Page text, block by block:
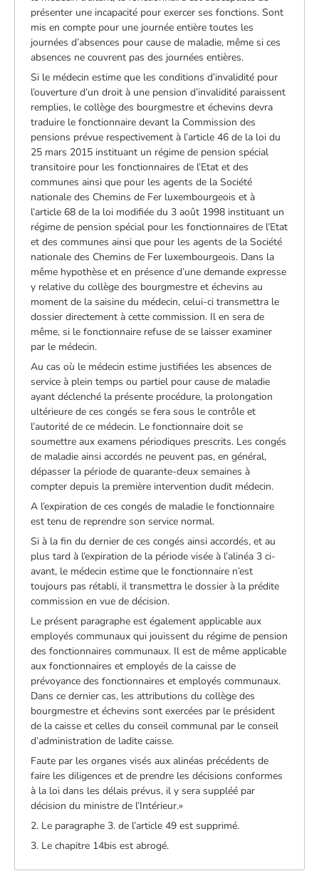
présenter une incapacité pour exercer ses fonctions. Sont
mis en compte pour une journée entière toutes les
journées d’absences pour cause de maladie, même si ces
absences ne couvrent pas des journées entières.
Si le médecin estime que les conditions d’invalidité pour
l’ouverture d’un droit à une pension d’invalidité paraissent
remplies, le collège des bourgmestre et échevins devra
traduire le fonctionnaire devant la Commission des
pensions prévue respectivement à l’article 46 de la loi du
25 mars 2015 instituant un régime de pension spécial
transitoire pour les fonctionnaires de l’Etat et des
communes ainsi que pour les agents de la Société
nationale des Chemins de Fer luxembourgeois et à
l’article 68 de la loi modifiée du 3 août 1998 instituant un
régime de pension spécial pour les fonctionnaires de l’Etat
et des communes ainsi que pour les agents de la Société
nationale des Chemins de Fer luxembourgeois. Dans la
même hypothèse et en présence d’une demande expresse
y relative du collège des bourgmestre et échevins au
moment de la saisine du médecin, celui-ci transmettra le
dossier directement à cette commission. Il en sera de
même, si le fonctionnaire refuse de se laisser examiner
par le médecin.
Au cas où le médecin estime justifiées les absences de
service à plein temps ou partiel pour cause de maladie
ayant déclenché la présente procédure, la prolongation
ultérieure de ces congés se fera sous le contrôle et
l’autorité de ce médecin. Le fonctionnaire doit se
soumettre aux examens périodiques prescrits. Les congés
de maladie ainsi accordés ne peuvent pas, en général,
dépasser la période de quarante-deux semaines à
compter depuis la première intervention dudit médecin.
A l’expiration de ces congés de maladie le fonctionnaire
est tenu de reprendre son service normal.
Si à la fin du dernier de ces congés ainsi accordés, et au
plus tard à l’expiration de la période visée à l’alinéa 3 ci-
avant, le médecin estime que le fonctionnaire n’est
toujours pas rétabli, il transmettra le dossier à la prédite
commission en vue de décision.
Le présent paragraphe est également applicable aux
employés communaux qui jouissent du régime de pension
des fonctionnaires communaux. Il est de même applicable
aux fonctionnaires et employés de la caisse de
prévoyance des fonctionnaires et employés communaux.
Dans ce dernier cas, les attributions du collège des
bourgmestre et échevins sont exercées par le président
de la caisse et celles du conseil communal par le conseil
d’administration de ladite caisse.
Faute par les organes visés aux alinéas précédents de
faire les diligences et de prendre les décisions conformes
à la loi dans les délais prévus, il y sera suppléé par
décision du ministre de l’Intérieur.»
2. Le paragraphe 3. de l’article 49 est supprimé.
3. Le chapitre 14bis est abrogé.